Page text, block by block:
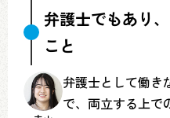
弁護士でもあり
こと
弁護士として働き
で、両立する上で